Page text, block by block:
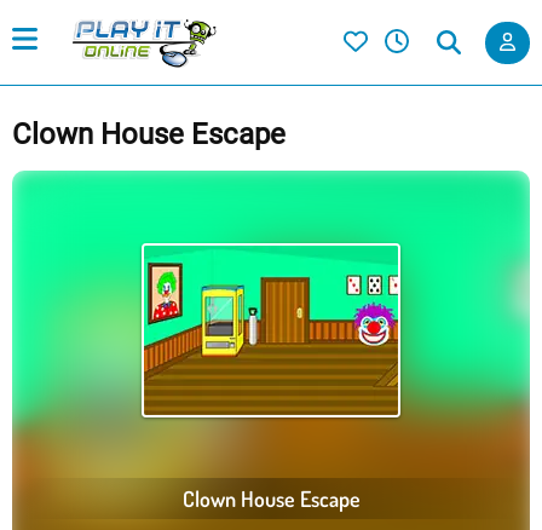
Clown House Escape
Clown House Escape